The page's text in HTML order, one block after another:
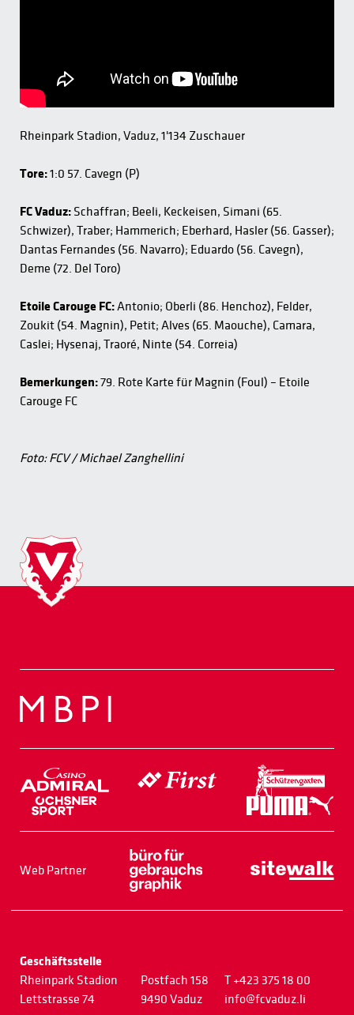
Rheinpark Stadion, Vaduz, 1'134 Zuschauer
Tore:1:0 57. Cavegn (P)
FC Vaduz: Schaffran; Beeli, Keckeisen, Simani (65.
Schwizer), Traber; Hammerich; Eberhard, Hasler (56. Gasser);
Dantas Fernandes (56. Navarro); Eduardo (56. Cavegn),
Deme (72. Del Toro)
Etoile Carouge FC:Antonio; Oberli (86. Henchoz), Felder,
Zoukit (54. Magnin), Petit; Alves (65. Maouche), Camara,
Caslei; Hysenaj, Traoré, Ninte (54. Correia)
Bemerkungen:79. Rote Karte für Magnin (Foul) – Etoile
Carouge FC
Foto: FCV / Michael Zanghellini
Web Partner
Geschäftsstelle
Rheinpark Stadion
Lettstrasse 74
Postfach 158
9490 Vaduz
T +423 375 18 00
info@fcvaduz.li